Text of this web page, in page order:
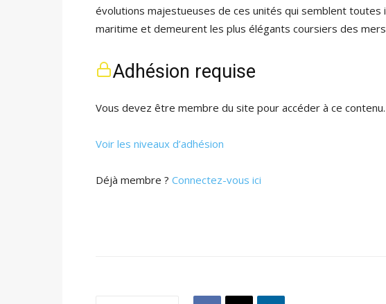
évolutions majestueuses de ces unités qui semblent toutes
maritime et demeurent les plus élégants coursiers des
Adhésion requise
Vous devez être membre du site pour accéder à ce contenu.
Voir les niveaux d’adhésion
Déjà membre ? Connectez-vous ici